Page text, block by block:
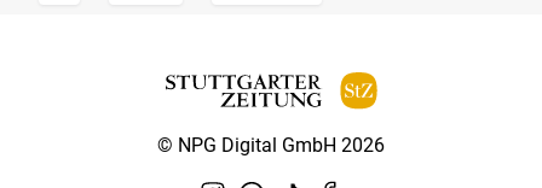
© NPG Digital GmbH 2026